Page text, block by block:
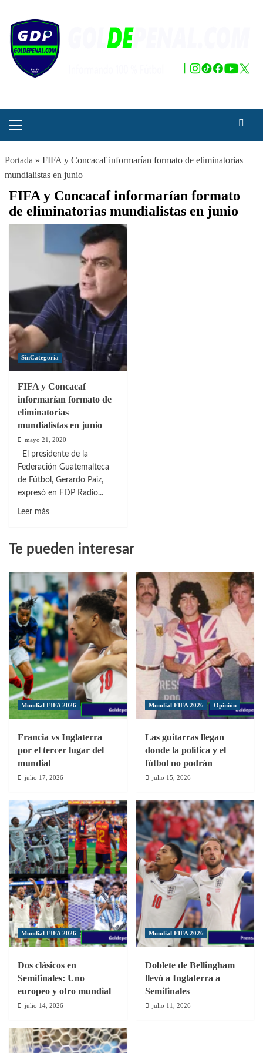
contenido
principal
Portada » FIFA y Concacaf informarían formato de eliminatorias
mundialistas en junio
FIFA y Concacaf informarían formato
de eliminatorias mundialistas en junio
SinCategoria
FIFA y Concacaf
informarían formato de
eliminatorias
mundialistas en junio
mayo 21, 2020
El presidente de la
Federación Guatemalteca
de Fútbol, Gerardo Paiz,
expresó en FDP Radio...
Leer másLeer
FIFA
Concacaf
informarían
formato
de
eliminatorias
mundialistas
en
junio
Te pueden interesar
Mundial FIFA 2026
Francia vs Inglaterra
por el tercer lugar del
mundial
julio 17, 2026
Mundial FIFA 2026 Opinión
Las guitarras llegan
donde la política y el
fútbol no podrán
julio 15, 2026
Mundial FIFA 2026
Dos clásicos en
Semifinales: Uno
europeo y otro mundial
julio 14, 2026
Mundial FIFA 2026
Doblete de Bellingham
llevó a Inglaterra a
Semifinales
julio 11, 2026